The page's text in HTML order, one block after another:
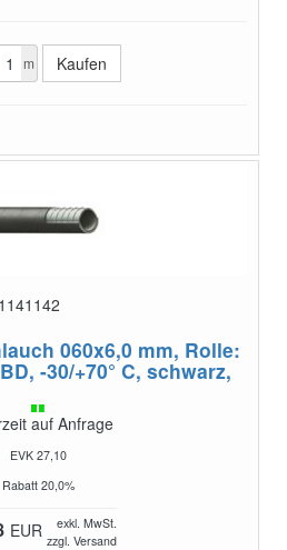
m
1141142
060x6,0 mm, Rolle:
-30/+70° C, schwarz,
auf Anfrage
EVK 27,10
Rabatt 20,0%
EUR
exkl. MwSt.
zzgl. Versand